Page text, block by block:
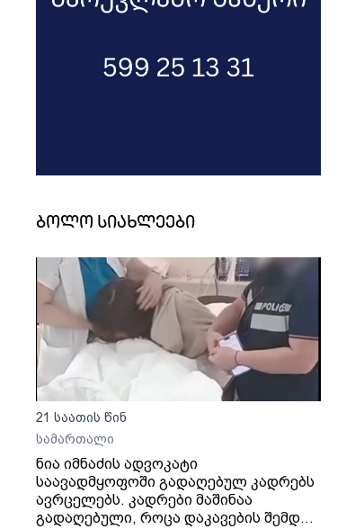
ბოლო სიახლეები
21 საათის წინ
სამართალი
ნია იმნაძის ადვოკატი
საავადმყოფოში გადაღებულ კადრებს
ავრცელებს. კადრები მაშინაა
გადაღებული, როცა დაკავების შემდეგ